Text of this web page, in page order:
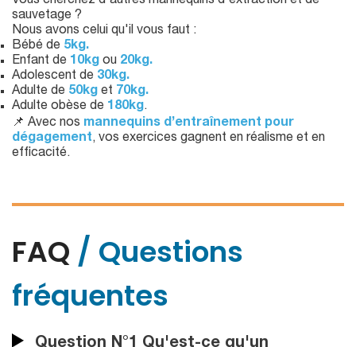
sauvetage ?
Nous avons celui qu'il vous faut :
Bébé de 5kg.
Enfant de 10kg ou 20kg.
Adolescent de 30kg.
Adulte de 50kg et 70kg.
Adulte obèse de 180kg.
📌 Avec nos mannequins d’entraînement pour
dégagement, vos exercices gagnent en réalisme et en
efficacité.
FAQ / Questions
fréquentes